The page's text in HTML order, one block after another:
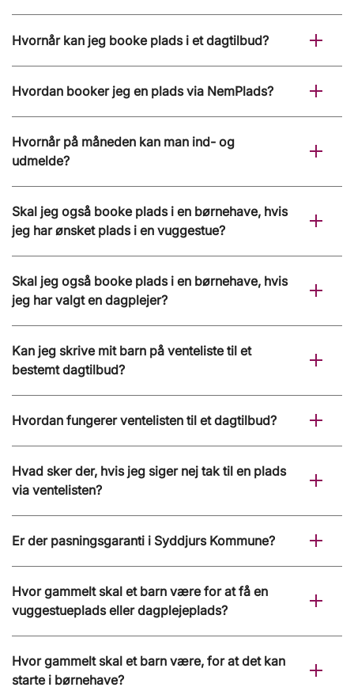
Hvornår kan jeg booke plads i et dagtilbud?
Hvordan booker jeg en plads via NemPlads?
Hvornår på måneden kan man ind- og
udmelde?
Skal jeg også booke plads i en børnehave, hvis
jeg har ønsket plads i en vuggestue?
Skal jeg også booke plads i en børnehave, hvis
jeg har valgt en dagplejer?
Kan jeg skrive mit barn på venteliste til et
bestemt dagtilbud?
Hvordan fungerer ventelisten til et dagtilbud?
Hvad sker der, hvis jeg siger nej tak til en plads
via ventelisten?
Er der pasningsgaranti i Syddjurs Kommune?
Hvor gammelt skal et barn være for at få en
vuggestueplads eller dagplejeplads?
Hvor gammelt skal et barn være, for at det kan
starte i børnehave?